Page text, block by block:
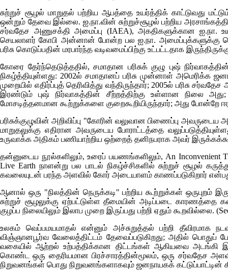
சுற்றுச் சூழல் மாறுதல் பற்றிய ஆபத்தை உயர்த்திக் காட்டுவது
ஒன்றும் தேவை இல்லை. ஐ.நா.வின் சுற்றுச்சூழல் பற்றிய
சர்வதேச அணுசக்தி அமைப்பு (IAEA),அகதிகளுக்கான ஐ.நா.
செயலாளர் கோபி அன்னான் போன்ற பல ஐ.நா. அமைப்புக்களுக்கு
பரிசு கொடுப்பதின் மரபார்ந்த வடிவமைப்பிற்கு உட்பட்டதாக
கோரை தேர்ந்தெடுத்ததில், சமாதான பரிசுக் குழு புஷ்
நிகழ்த்தியுள்ளது: 2002ல் சமாதானப் பரிசு முன்னாள் அமெரிக்க
முறையில் எதிர்ப்புத் தெரிவித்து வந்திருந்தார்; 2005ல் பரிசு
இரண்டும் புஷ் நிர்வாகத்தின் சீற்றத்திற்கு உள்ளான நிலை அது;
மோசடித்தனமான கூற்றுக்களை குறைகூறியிருந்தார்; அது போன்றே
பரிசுக்குழுவின் அறிவிப்பு "கோரின் வலுவான பிணைப்பு
மாறுதலுக்கு எதிரான அவருடைய போராட்டத்தை
உருவாக்க அதிகம் பணியாற்றிய ஒற்றைத் தனிநபராக அவர்
தன்னுடைய நூல்களிலும், உரைப் பயணங்களிலும், An Inconvenient
Live Earth நாளன்று பல பாடல் நிகழ்ச்சிகளில் சுற்றுச் சூழல்
கவலையுடன் பரந்த அளவில் கோர் அடையாளம் காணப்படுகிறார்
ஆனால் ஒரு "நிலத்தின் நெருக்கடி" பற்றிய கூற்றுக்கள் ஒருபுறம்
சுற்றுச் சூழலுக்கு ஏற்பட்டுள்ள தீமையின் அடிப்படை காரணத்தை
குழப்ப நிலையிலும் இலாப முறை இருப்பது பற்றி ஏதும் கூறவில்லை.
உலகம் வெப்பமயமாதல் என்னும் அச்சுறுத்தல் பற்றி தீவிரமாக
விஞ்ஞானபூர்வ வேலைத்திட்டம் தேவைப்படுகிறது; அதில் பொதுப்
வகையில் ஆற்றல் உற்பத்திக்கான திட்டங்கள் ஆகியவை அடங்கி
கொண்ட ஒரு தைரியமான பிரச்சாரத்தின்மூலம், ஒரு சர்வதேச
நிறுவனங்கள் பொது நிறுவனங்களாகவும் ஜனநாயகக்